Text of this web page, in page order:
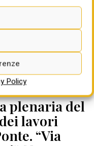
Policy
plenaria del
lavori
“Via